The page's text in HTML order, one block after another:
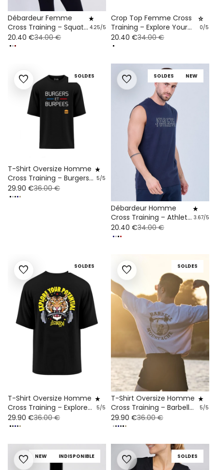
Débardeur Femme
Cross Training – Squat
Snatch Repeat Coton
Bio
star_rate
4.25/5
20.40 €34.00 €
Crop Top Femme Cross
Training – Explore Your
Potential Coton Bio
star_rate
0/5
20.40 €34.00 €
SOLDES
favorite
T-Shirt Oversize Homme
Cross Training – Burgers
Et Burpees
star_rate
5/5
29.90 €36.00 €
SOLDES NEW
favorite
Débardeur Homme
Cross Training – Athlete
LSF Coton Bio
star_rate
3.67/5
20.40 €34.00 €
SOLDES
favorite
T-Shirt Oversize Homme
Cross Training – Explore
Your Potential
star_rate
5/5
29.90 €36.00 €
SOLDES
favorite
T-Shirt Oversize Homme
Cross Training – Barbell
Moustache
star_rate
5/5
29.90 €36.00 €
NEW INDISPONIBLE
favorite SOLDES
favorite